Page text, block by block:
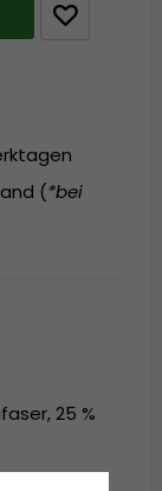
(*bei
25 %